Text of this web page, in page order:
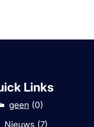
Links
geen (0)
Nieuws (7)